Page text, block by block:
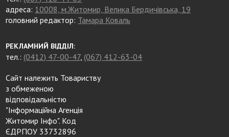
адреса: 10008, м.Житомир, Велика Бердичівська, 19
головний редактор: Тамара Коваль
РЕКЛАМНИЙ ВІДДІЛ:
тел.: (0412) 47-00-47, (067) 412-63-04
Сайт належить Товариству
з обмеженою
відповідальністю
"Інформаційна Агенція
Житомир Інфо". Код
ЄДРПОУ 33732896